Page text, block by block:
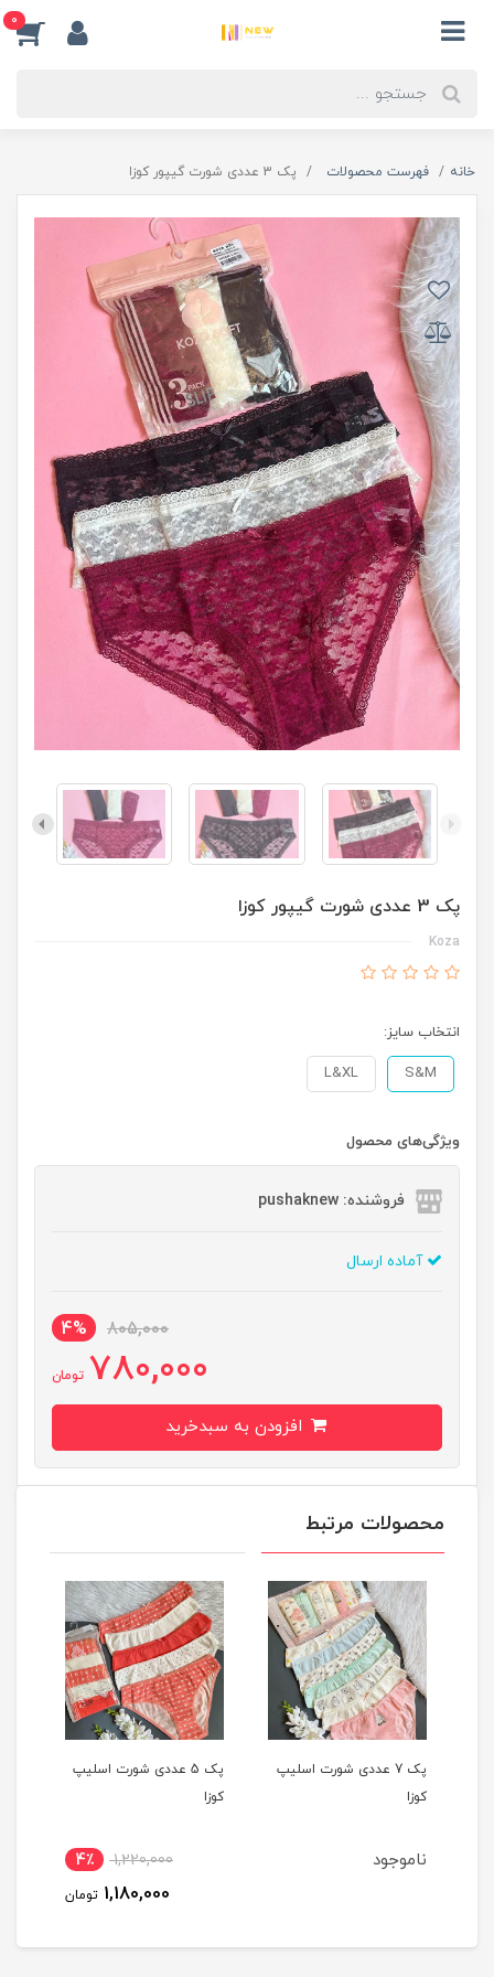
0
خانه فهرست محصولات پک 3 عددی شورت گیپور کوزا
پک 3 عددی شورت گیپور کوزا
Koza
انتخاب سایز:
S&M
L&XL
ویژگی‌های محصول
فروشنده: pushaknew
آماده ارسال
805,000
4%
780,000 تومان
محصولات مرتبط
پک 7 عددی شورت اسلیپ
کوزا
ناموجود
پک 5 عددی شورت اسلیپ
کوزا
1,220,000 4٪
1,180,000 تومان